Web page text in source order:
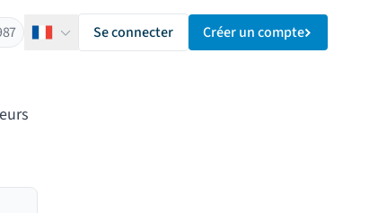
FrançaisSe connecter Créer un compte